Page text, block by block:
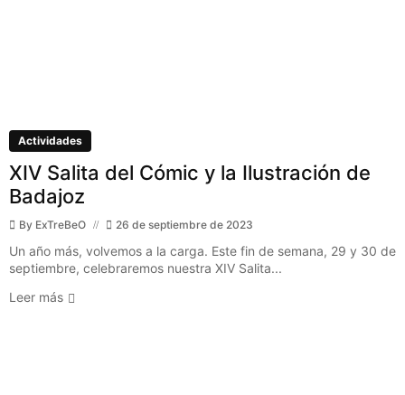
Actividades
XIV Salita del Cómic y la Ilustración de
Badajoz
By ExTreBeO 26 de septiembre de 2023
Un año más, volvemos a la carga. Este fin de semana, 29 y 30 de
septiembre, celebraremos nuestra XIV Salita...
Leer más